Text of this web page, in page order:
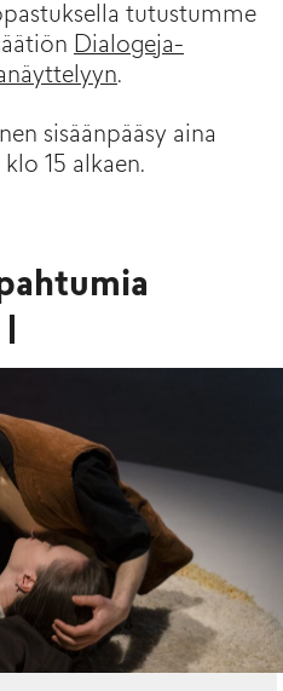
tutustumme
Dialogeja-
.
sisäänpääsy aina
15 alkaen.